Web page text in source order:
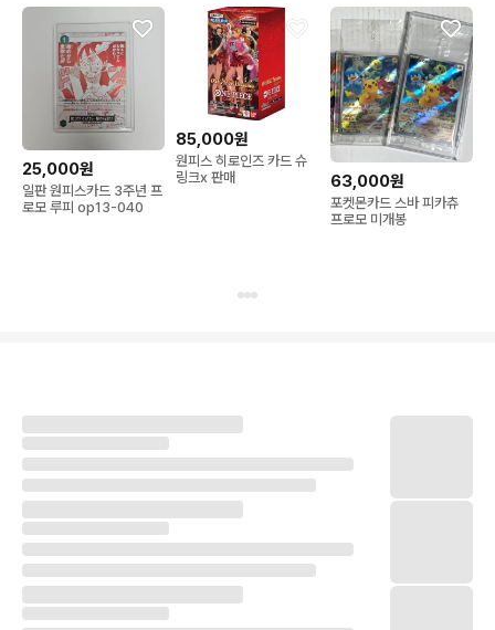
25,000원
일판 원피스카드 3주년 프
로모 루피 op13-040
85,000원
원피스 히로인즈 카드 슈
링크x 판매
63,000원
포켓몬카드 스바 피카츄
프로모 미개봉